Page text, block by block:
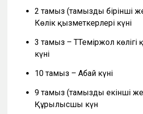
2 тамыз (тамыздың бірінші
Көлік қызметкерлері күні
3 тамыз – ТТеміржол көлігі
күні
10 тамыз – Абай күні
9 тамыз (тамыздың екінші
Құрылысшы күн